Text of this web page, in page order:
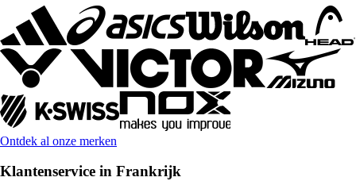
Ontdek al onze merken
Klantenservice in Frankrijk